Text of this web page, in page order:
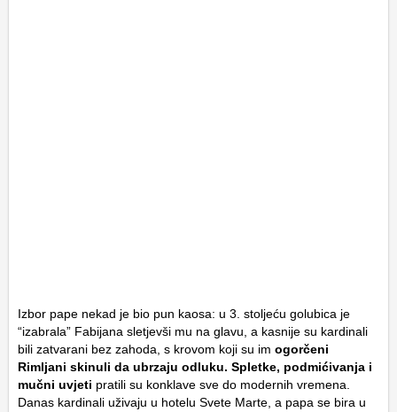
Izbor pape nekad je bio pun kaosa: u 3. stoljeću golubica je
“izabrala” Fabijana sletjevši mu na glavu, a kasnije su kardinali
bili zatvarani bez zahoda, s krovom koji su im ogorčeni
Rimljani skinuli da ubrzaju odluku. Spletke, podmićivanja i
mučni uvjeti pratili su konklave sve do modernih vremena.
Danas kardinali uživaju u hotelu Svete Marte, a papa se bira u